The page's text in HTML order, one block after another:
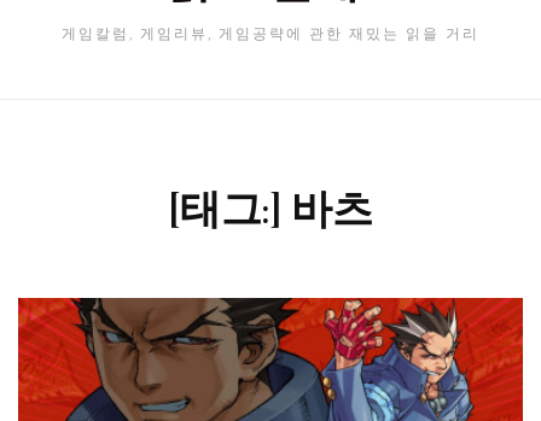
게임칼럼, 게임리뷰, 게임공략에 관한 재밌는 읽을 거리
[태그:] 바츠